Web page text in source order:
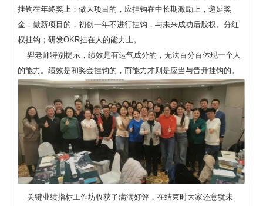
挂钩在年终奖上；做大项目的，应挂钩在中长期激励上，递延奖
金；做新项目的，初创一年不进行挂钩，与未来成功后股权、分红
权挂钩；研发OKR挂在人的能力上。
羿老师特别提示，绩效是有运气成分的，无法百分百体现一个人
的能力。绩效是和奖金挂钩的，而能力才则是应当与晋升挂钩的。
关键业绩指标工作坊收获了满满好评，在结束时大家还意犹未